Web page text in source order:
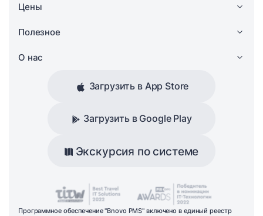
Цены
Полезное
О нас
Загрузить в App Store
Загрузить в Google Play
Экскурсия по системе
Программное обеспечение "Bnovo PMS" включено в единый реестр